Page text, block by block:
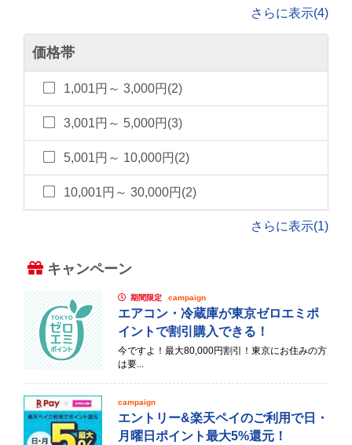
さらに表示(4)
価格帯
1,001円～ 3,000円(2)
3,001円～ 5,000円(3)
5,001円～ 10,000円(2)
10,001円～ 30,000円(2)
さらに表示(1)
キャンペーン
期間限定 campaign
エアコン・冷蔵庫が東京ゼロエミポ
イントで割引購入できる！
今ですよ！最大80,000円割引！東京にお住みの方
は要...
campaign
エントリー&楽天ペイのご利用で日・
月曜日ポイント最大5%還元！